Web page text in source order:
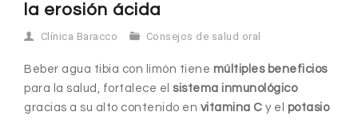
la erosión ácida
Clínica Baracco Consejos de salud oral
Beber agua tibia con limón tiene múltiples beneficios
para la salud, fortalece el sistema inmunológico
gracias a su alto contenido en vitamina C y el potasio